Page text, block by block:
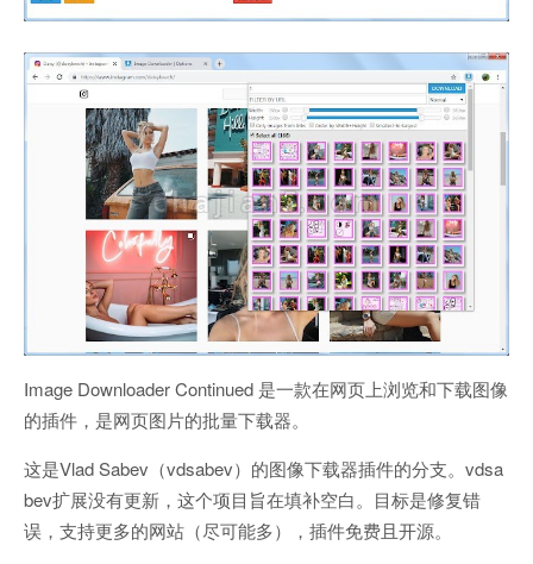
Image Downloader Continued 是一款在网页上浏览和下载图像
的插件，是网页图片的批量下载器。
这是Vlad Sabev（vdsabev）的图像下载器插件的分支。vdsa
bev扩展没有更新，这个项目旨在填补空白。目标是修复错
误，支持更多的网站（尽可能多），插件免费且开源。